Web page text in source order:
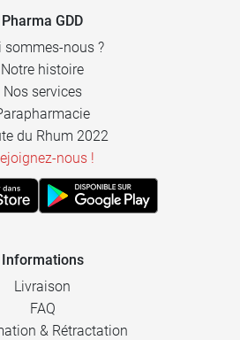
Pharma GDD
sommes-nous ?
Notre histoire
Nos services
du Rhum 2022
nous !
Informations
Livraison
FAQ
& Rétractation